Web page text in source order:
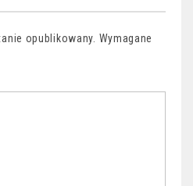
opublikowany. Wymagane